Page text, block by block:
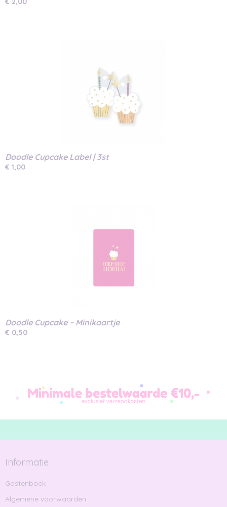
Doodle Cupcake Label | 3st
€ 1,00
Doodle Cupcake – Minikaartje
€ 0,50
Informatie
Gastenboek
Algemene voorwaarden